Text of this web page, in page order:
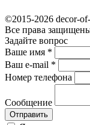
©2015-2026 decor-
Все права
Задайте вопрос
Ваше имя *
Ваш e-mail *
Номер телефона
Сообщение